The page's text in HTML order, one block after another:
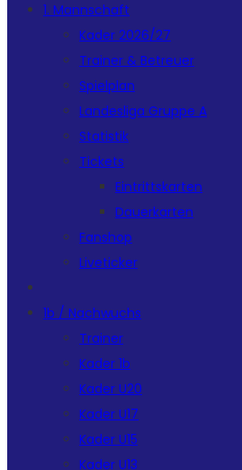
1. Mannschaft
Kader 2026/27
Trainer & Betreuer
Spielplan
Landesliga Gruppe A
Statistik
Tickets
Eintrittskarten
Dauerkarten
Fanshop
Liveticker
1b / Nachwuchs
Trainer
Kader 1b
Kader U20
Kader U17
Kader U15
Kader U13